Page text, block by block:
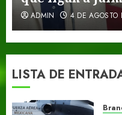
ADMIN 4 DE
LISTA DE